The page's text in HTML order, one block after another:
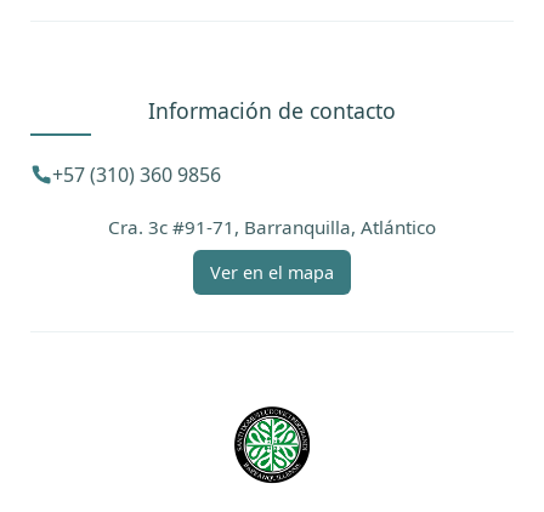
Información de contacto
+57 (310) 360 9856
Cra. 3c #91-71, Barranquilla, Atlántico
Ver en el mapa